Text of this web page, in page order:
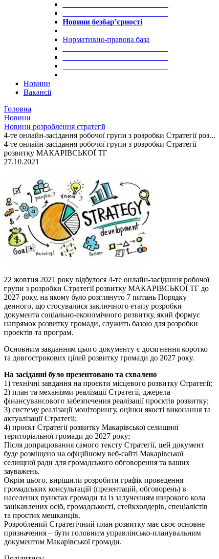
Новини безбар’єрності
Нормативно-правова база
Новини
Вакансії
Головна
Новини
Новини розроблення стратегії
4-те онлайн-засідання робочої групи з розробки Стратегії роз...
4-те онлайн-засідання робочої групи з розробки Стратегії
розвитку МАКАРІВСЬКОЇ ТГ
27.10.2021
22 жовтня 2021 року відбулося 4-те онлайн-засідання робочої
групи з розробки Стратегії розвитку МАКАРІВСЬКОЇ ТГ до
2027 року, на якому було розглянуто 7 питань Порядку
денного, що стосувалися заключного етапу розробки
документа соціально-економічного розвитку, який формує
напрямок розвитку громади, служить базою для розробки
проектів та програм.
Основним завданням цього документу є досягнення коротко
та довгострокових цілей розвитку громади до 2027 року.
На засіданні було презентовано та схвалено
1) технічні завдання на проєкти місцевого розвитку Стратегії;
2) план та механізми реалізації Стратегії, джерела
фінансувансового забезпечення реалізації проєктів розвитку;
3) систему реалізації моніторингу, оцінки якості виконання та
актуалізації Стратегіі;
4) проєкт Стратегії розвитку Макарівської селищної
територіальної громади до 2027 року;
Після допрацювання самого тексту Стратегії, цей документ
буде розміщено на офіційному веб-сайті Макарівської
селищної ради для громадського обговорення та ваших
зауважень.
Окрім цього, вирішили розробити графік проведення
громадських консультацій (презентацій, обговорень) в
населених пунктах громади та із залученням широкого кола
зацікавлених осіб, громадськості, стейкхолдерів, спеціалістів
та простих мешканців.
Pозроблений Стратегічний план розвитку має своє основне
призначення – бути головним управлінсько-планувальним
документом Макарівської громади.